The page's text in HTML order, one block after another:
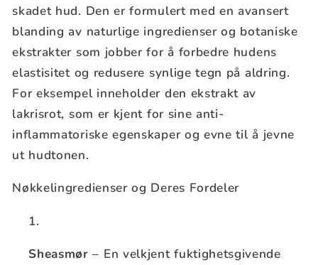
skadet hud. Den er formulert med en avansert
blanding av naturlige ingredienser og botaniske
ekstrakter som jobber for å forbedre hudens
elastisitet og redusere synlige tegn på aldring.
For eksempel inneholder den ekstrakt av
lakrisrot, som er kjent for sine anti-
inflammatoriske egenskaper og evne til å jevne
ut hudtonen.
Nøkkelingredienser og Deres Fordeler
Sheasmør – En velkjent fuktighetsgivende